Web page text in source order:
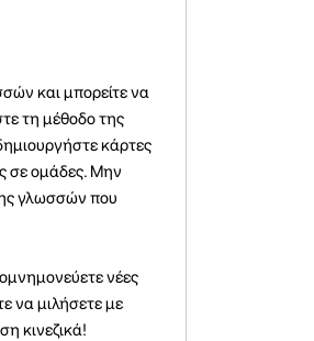
και μπορείτε να
τη μέθοδο της
κάρτες
σε ομάδες. Μην
γλωσσών που
νέες
να μιλήσετε με
κινεζικά!